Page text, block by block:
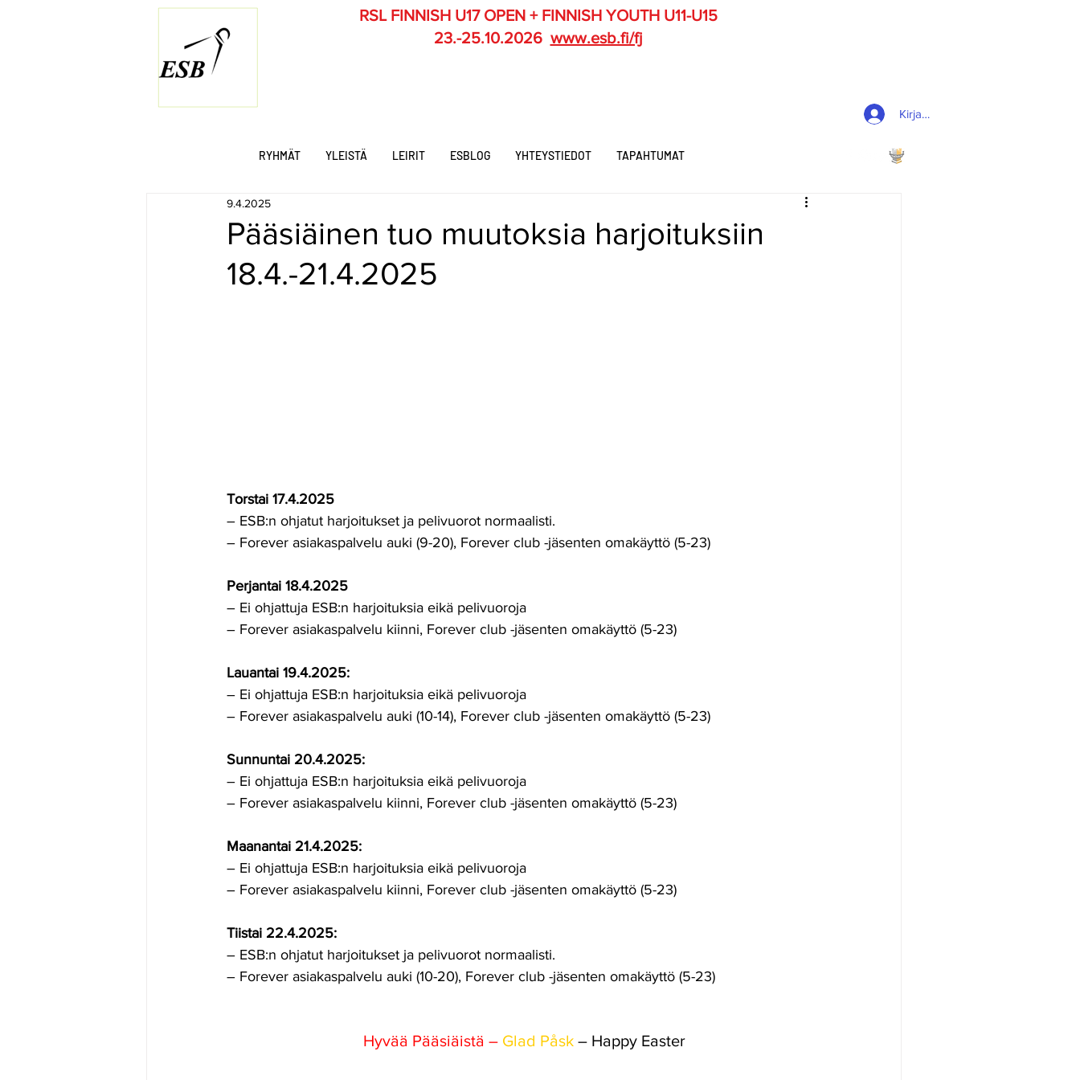
RSL FINNISH U17 OPEN + FINNISH YOUTH U11-U15
23.-25.10.2026 www.esb.fi/fj
Kirjaudu
RYHMÄT YLEISTÄ LEIRIT ESBLOG YHTEYSTIEDOT TAPAHTUMAT
Pääsiäinen tuo muutoksia harjoituksiin
18.4.-21.4.2025
9.4.2025
Torstai 17.4.2025
– ESB:n ohjatut harjoitukset ja pelivuorot normaalisti.
– Forever asiakaspalvelu auki (9-20), Forever club -jäsenten omakäyttö (5-23)
Perjantai 18.4.2025
– Ei ohjattuja ESB:n harjoituksia eikä pelivuoroja
– Forever asiakaspalvelu kiinni, Forever club -jäsenten omakäyttö (5-23)
Lauantai 19.4.2025:
– Ei ohjattuja ESB:n harjoituksia eikä pelivuoroja
– Forever asiakaspalvelu auki (10-14), Forever club -jäsenten omakäyttö (5-23)
Sunnuntai 20.4.2025:
– Ei ohjattuja ESB:n harjoituksia eikä pelivuoroja
– Forever asiakaspalvelu kiinni, Forever club -jäsenten omakäyttö (5-23)
Maanantai 21.4.2025:
– Ei ohjattuja ESB:n harjoituksia eikä pelivuoroja
– Forever asiakaspalvelu kiinni, Forever club -jäsenten omakäyttö (5-23)
Tiistai 22.4.2025:
– ESB:n ohjatut harjoitukset ja pelivuorot normaalisti.
– Forever asiakaspalvelu auki (10-20), Forever club -jäsenten omakäyttö (5-23)
Hyvää Pääsiäistä – Glad Påsk – Happy Easter